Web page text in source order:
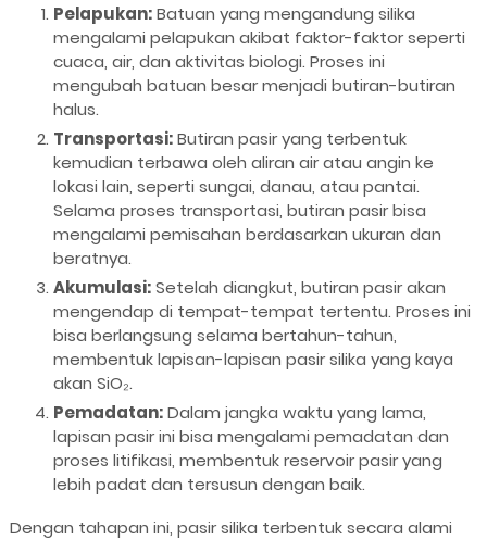
Pelapukan:Batuan yang mengandung silika
mengalami pelapukan akibat faktor-faktor seperti
cuaca, air, dan aktivitas biologi. Proses ini
mengubah batuan besar menjadi butiran-butiran
halus.
Transportasi:Butiran pasir yang terbentuk
kemudian terbawa oleh aliran air atau angin ke
lokasi lain, seperti sungai, danau, atau pantai.
Selama proses transportasi, butiran pasir bisa
mengalami pemisahan berdasarkan ukuran dan
beratnya.
Akumulasi:Setelah diangkut, butiran pasir akan
mengendap di tempat-tempat tertentu. Proses ini
bisa berlangsung selama bertahun-tahun,
membentuk lapisan-lapisan pasir silika yang kaya
akan SiO₂.
Pemadatan:Dalam jangka waktu yang lama,
lapisan pasir ini bisa mengalami pemadatan dan
proses litifikasi, membentuk reservoir pasir yang
lebih padat dan tersusun dengan baik.
Dengan tahapan ini, pasir silika terbentuk secara alami